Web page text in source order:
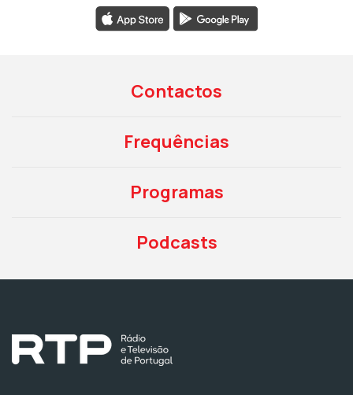
Contactos
Frequências
Programas
Podcasts